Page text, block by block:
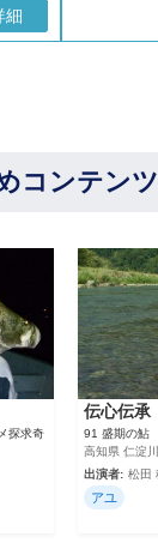
細
コンテンツ
探求奇
伝心伝承
91 盛期の鮎
高知県 仁淀
出演者: 松田
アユ